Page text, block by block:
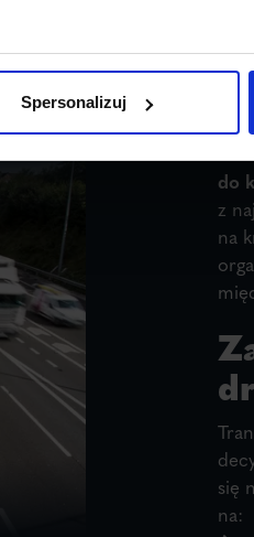
Spersonalizuj
do
z
na
się
na: